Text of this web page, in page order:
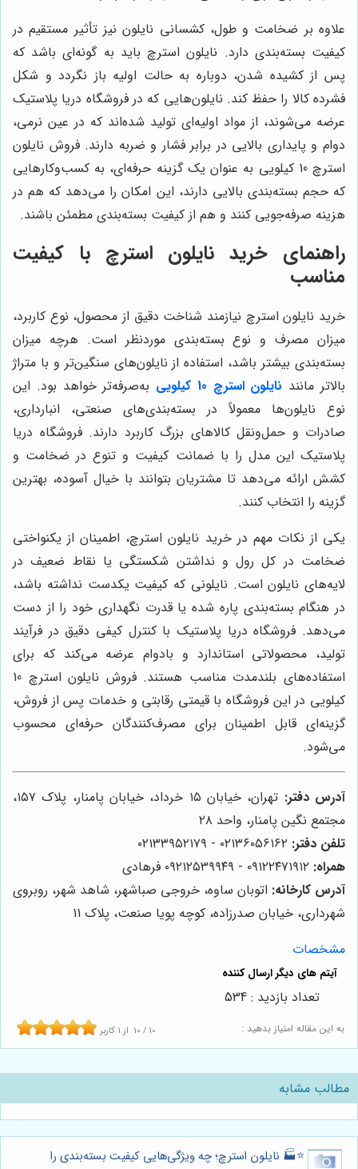
علاوه بر ضخامت و طول، کشسانی نایلون نیز تأثیر مستقیم در
کیفیت بسته‌بندی دارد. نایلون استرچ باید به گونه‌ای باشد که
پس از کشیده شدن، دوباره به حالت اولیه باز نگردد و شکل
فشرده کالا را حفظ کند. نایلون‌هایی که در فروشگاه دریا پلاستیک
عرضه می‌شوند، از مواد اولیه‌ای تولید شده‌اند که در عین نرمی،
دوام و پایداری بالایی در برابر فشار و ضربه دارند. فروش نایلون
استرچ 10 کیلویی به عنوان یک گزینه حرفه‌ای، به کسب‌وکارهایی
که حجم بسته‌بندی بالایی دارند، این امکان را می‌دهد که هم در
هزینه صرفه‌جویی کنند و هم از کیفیت بسته‌بندی مطمئن باشند.
راهنمای خرید نایلون استرچ با کیفیت
مناسب
خرید نایلون استرچ نیازمند شناخت دقیق از محصول، نوع کاربرد،
میزان مصرف و نوع بسته‌بندی موردنظر است. هرچه میزان
بسته‌بندی بیشتر باشد، استفاده از نایلون‌های سنگین‌تر و با متراژ
بالاتر مانند نایلون استرچ 10 کیلویی
به‌صرفه‌تر خواهد بود. این
نوع نایلون‌ها معمولاً در بسته‌بندی‌های صنعتی، انبارداری،
صادرات و حمل‌ونقل کالاهای بزرگ کاربرد دارند. فروشگاه دریا
پلاستیک این مدل را با ضمانت کیفیت و تنوع در ضخامت و
کشش ارائه می‌دهد تا مشتریان بتوانند با خیال آسوده، بهترین
گزینه را انتخاب کنند.
یکی از نکات مهم در خرید نایلون استرچ، اطمینان از یکنواختی
ضخامت در کل رول و نداشتن شکستگی یا نقاط ضعیف در
لایه‌های نایلون است. نایلونی که کیفیت یکدست نداشته باشد،
در هنگام بسته‌بندی پاره شده یا قدرت نگهداری خود را از دست
می‌دهد. فروشگاه دریا پلاستیک با کنترل کیفی دقیق در فرآیند
تولید، محصولاتی استاندارد و بادوام عرضه می‌کند که برای
استفاده‌های بلندمدت مناسب هستند. فروش نایلون استرچ 10
کیلویی در این فروشگاه با قیمتی رقابتی و خدمات پس از فروش،
گزینه‌ای قابل اطمینان برای مصرف‌کنندگان حرفه‌ای محسوب
می‌شود.
آدرس دفتر:
تهران، خیابان ۱۵ خرداد، خیابان پامنار، پلاک ۱۵۷،
مجتمع نگین پامنار، واحد ۲۸
تلفن دفتر:
همراه:
آدرس کارخانه: اتوبان ساوه، خروجی صباشهر، شاهد شهر، روبروی
شهرداری، خیابان صدرزاده، کوچه پویا صنعت، پلاک 11
مشخصات
به این مقاله امتیاز بدهید : 10 / 10 از 1 کاربر
تعداد بازدید : 534
مطالب مشابه
⭐️🏭 نایلون استرچ؛ چه ویژگی‌هایی کیفیت بسته‌بندی را